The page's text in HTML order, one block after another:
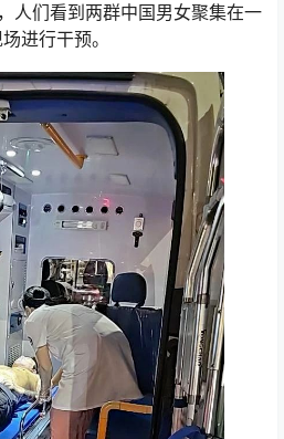
人们看到两群中国男女聚集在一
进行干预。